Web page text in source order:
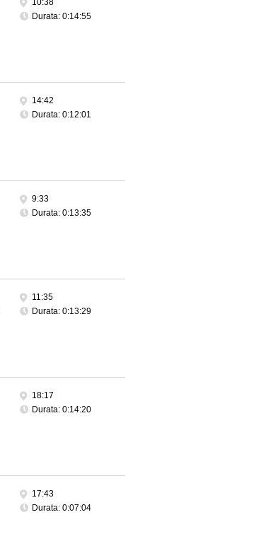
10:38
Durata: 0:14:55
14:42
Durata: 0:12:01
9:33
Durata: 0:13:35
11:35
Durata: 0:13:29
18:17
Durata: 0:14:20
17:43
Durata: 0:07:04